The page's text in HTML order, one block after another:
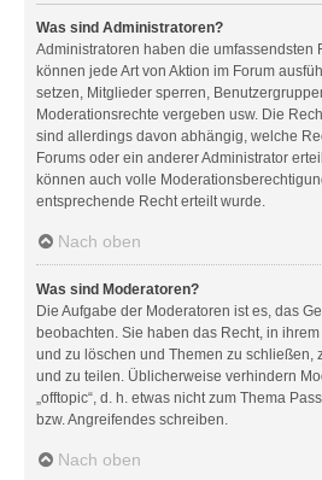
Was sind Administratoren?
Administratoren haben die umfassendsten
können jede Art von Aktion im Forum
setzen, Mitglieder sperren,
Moderationsrechte vergeben usw. Die
sind allerdings davon abhängig, welche
Forums oder ein anderer Administrator
können auch volle
entsprechende Recht erteilt wurde.
Nach oben
Was sind Moderatoren?
Die Aufgabe der Moderatoren ist es, das
beobachten. Sie haben das Recht, in
und zu löschen und Themen zu schließen,
und zu teilen. Üblicherweise verhindern
„offtopic“, d. h. etwas nicht zum Thema
bzw. Angreifendes schreiben.
Nach oben